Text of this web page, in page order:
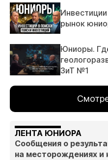
рынок
Юниоры.
ЗиТ №1
ЛЕНТА ЮНИОРА
Сообщения о
на месторождениях и